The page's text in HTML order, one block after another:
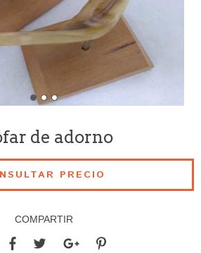
de adorno
COMPARTIR